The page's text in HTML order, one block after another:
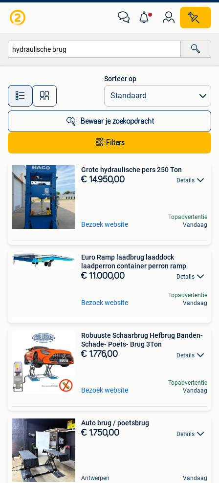
Alle afstanden…
Sorteer op
Bewaar je zoekopdracht
Filters
Grote hydraulische pers 250 Ton
€ 14.950,00 Details
Bezoek website
Topadvertentie
Vandaag
Euro Ramp laadbrug laaddock
laadperron container perron ramp
€ 11.000,00 Details
Bezoek website
Topadvertentie
Vandaag
Robuuste Schaarbrug Hefbrug Banden-
Schade- Poets- Brug 3Ton
€ 1.776,00 Details
Bezoek website
Topadvertentie
Vandaag
Auto brug / poetsbrug
€ 1.750,00 Details
Antwerpen Vandaag